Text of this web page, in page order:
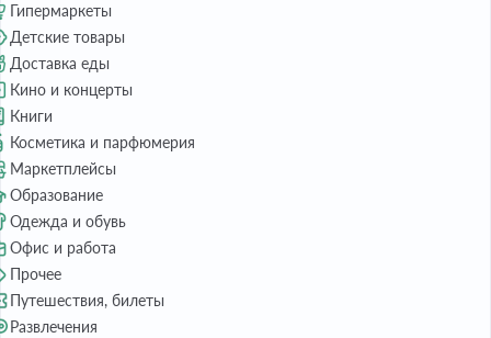
Гипермаркеты
Детские товары
Доставка еды
Кино и концерты
Книги
Косметика и парфюмерия
Маркетплейсы
Образование
Одежда и обувь
Офис и работа
Прочее
Путешествия, билеты
Развлечения